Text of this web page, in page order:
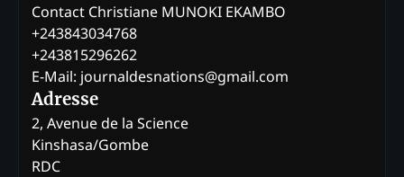
Contact Christiane MUNOKI EKAMBO
+243843034768
+243815296262
E-Mail: journaldesnations@gmail.com
Adresse
2, Avenue de la Science
Kinshasa/Gombe
RDC